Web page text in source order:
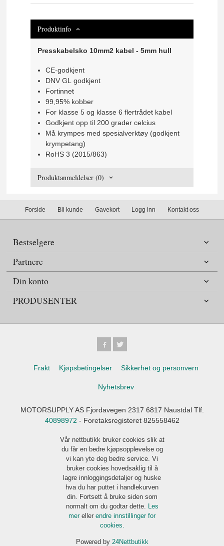
Produktinfo
Presskabelsko 10mm2 kabel - 5mm hull
CE-godkjent
DNV GL godkjent
Fortinnet
99,95% kobber
For klasse 5 og klasse 6 flertrådet kabel
Godkjent opp til 200 grader celcius
Må krympes med spesialverktøy (godkjent
krympetang)
RoHS 3 (2015/863)
Produktanmeldelser (0)
Forside Bli kunde Gavekort Logg inn Kontakt oss
Bestselgere
Partnere
Din konto
PRODUSENTER
Frakt Kjøpsbetingelser Sikkerhet og personvern
Nyhetsbrev
MOTORSUPPLY AS Fjordavegen 2317 6817 Naustdal Tlf.
40898972 - Foretaksregisteret 825558462
Vår nettbutikk bruker cookies slik at
du får en bedre kjøpsopplevelse og
vi kan yte deg bedre service. Vi
bruker cookies hovedsaklig til å
lagre innloggingsdetaljer og huske
hva du har puttet i handlekurven
din. Fortsett å bruke siden som
normalt om du godtar dette. Les
mer eller endre innstillinger for
cookies.
Powered by 24Nettbutikk